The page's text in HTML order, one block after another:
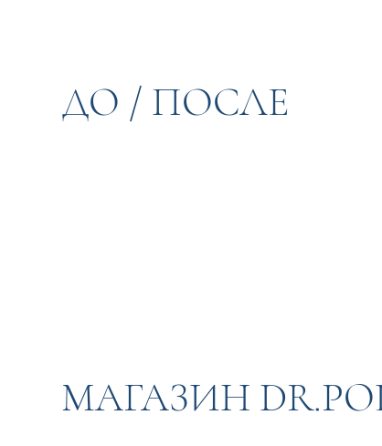
ДО / ПОСЛЕ
МАГАЗИН